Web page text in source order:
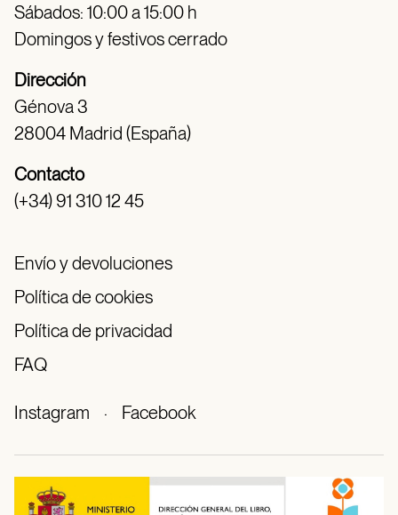
Sábados: 10:00 a 15:00 h
Domingos y festivos cerrado
Dirección
Génova 3
28004 Madrid (España)
Contacto
(+34) 91 310 12 45
Envío y devoluciones
Política de cookies
Política de privacidad
FAQ
Instagram · Facebook